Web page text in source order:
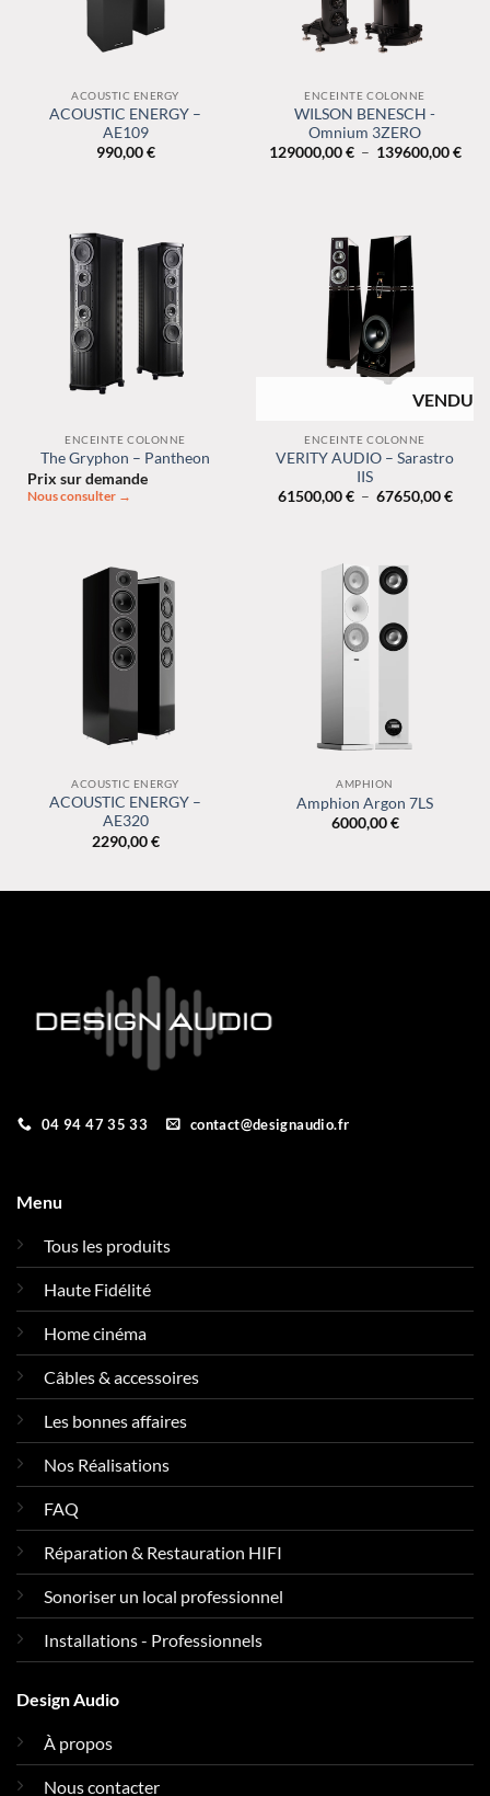
ACOUSTIC ENERGY
ACOUSTIC ENERGY –
AE109
990,00€
ENCEINTE COLONNE
WILSON BENESCH -
Omnium 3ZERO
129000,00€ – 139600,00€
ENCEINTE COLONNE
The Gryphon – Pantheon
Prix sur demande
Nous consulter →
RUPTURE DE
ENCEINTE COLONNE
VERITY AUDIO – Sarastro
IIS
61500,00€ – 67650,00€Plage
ACOUSTIC ENERGY
ACOUSTIC ENERGY –
AE320
2290,00€
AMPHION
Amphion Argon 7LS
6000,00€
04 94 47 35 33 contact@designaudio.fr
Menu
Tous les produits
Haute Fidélité
Home cinéma
Câbles & accessoires
Les bonnes affaires
Nos Réalisations
FAQ
Réparation & Restauration HIFI
Sonoriser un local professionnel
Installations - Professionnels
Design Audio
À propos
Nous contacter